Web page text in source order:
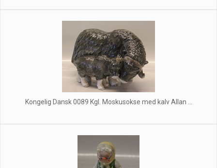
Kongelig Dansk 0089 Kgl. Moskusokse med kalv Allan ...